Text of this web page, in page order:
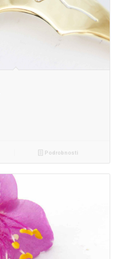
Podrobnosti